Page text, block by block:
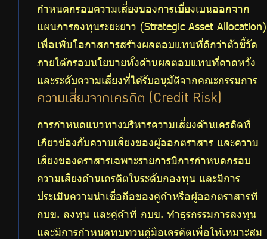
กำหนดกรอบความเสี่ยงของการเบี่ยงเบนออกจาก
แผนการลงทุนระยะยาว (Strategic Asset Allocation)
เพื่อเพิ่มโอกาสการสร้างผลตอบแทนที่ดีกว่าตัวชี้วัด
ภายใต้กรอบนโยบายทั้งด้านผลตอบแทนที่คาดหวัง
และระดับความเสี่ยงที่ได้รับอนุมัติจากคณะกรรมการ
ความเสี่ยงจากเครดิต (Credit Risk)
การกำหนดแนวทางบริหารความเสี่ยงด้านเครดิตที่
เกี่ยวข้องกับความเสี่ยงของผู้ออกตราสาร และความ
เสี่ยงของตราสารเฉพาะรายการมีการกำหนดกรอบ
ความเสี่ยงด้านเครดิตในระดับกองทุน และมีการ
ประเมินความน่าเชื่อถือของคู่ค้าหรือผู้ออกตราสารที่
กบข. ลงทุน และคู่ค้าที่ กบข. ทำธุรกรรมการลงทุน
และมีการกำหนดทบทวนคู่มือเครดิตเพื่อให้เหมาะสม